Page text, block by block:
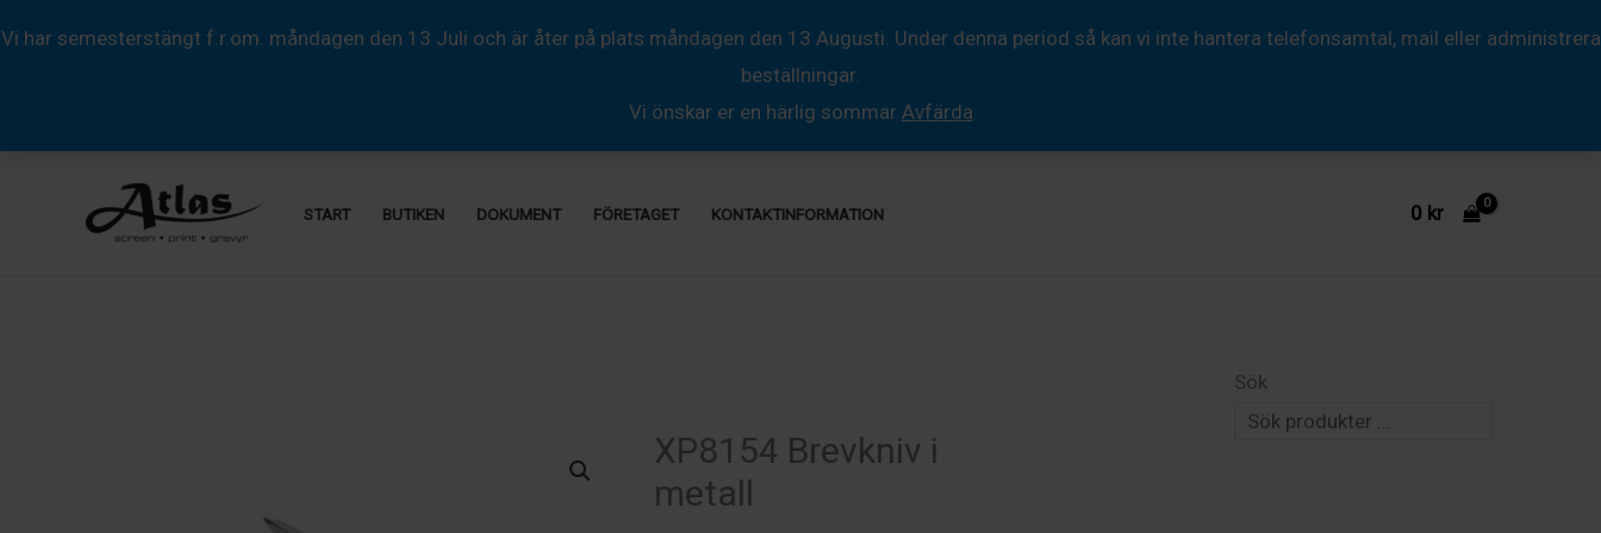
Vi har semesterstängt f.r.om. måndagen den 13 Juli och är åter på plats måndagen den 13 Augusti. Under denna period så kan vi inte hantera telefonsamtal, mail eller administrera
beställningar.
Vi önskar er en härlig sommar Avfärda
START BUTIKEN DOKUMENT FÖRETAGET KONTAKTINFORMATION 0 kr
XP8154 Brevkniv i
metall
Sök